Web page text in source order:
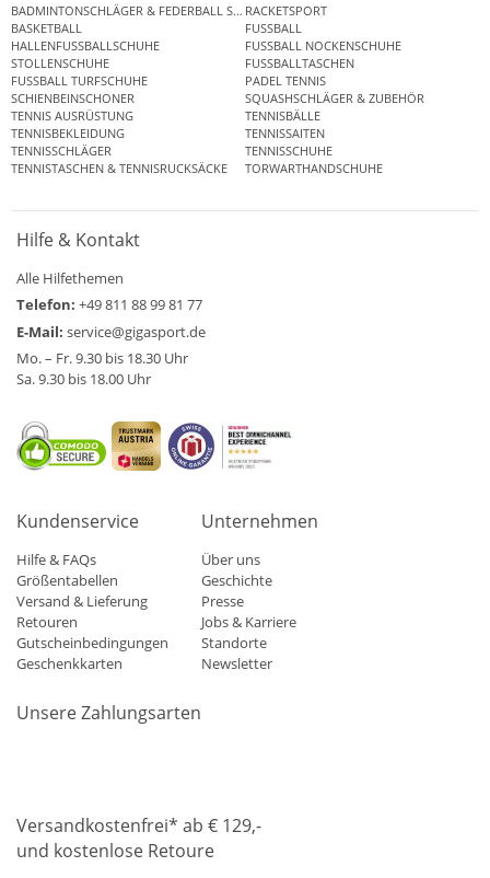
BADMINTONSCHLÄGER & FEDERBALL SETSRACKETSPORT
BASKETBALL
FUSSBALL
HALLENFUSSBALLSCHUHE
FUSSBALL NOCKENSCHUHE
STOLLENSCHUHE
FUSSBALLTASCHEN
FUSSBALL TURFSCHUHE
PADEL TENNIS
SCHIENBEINSCHONER
SQUASHSCHLÄGER & ZUBEHÖR
TENNIS AUSRÜSTUNG
TENNISBÄLLE
TENNISBEKLEIDUNG
TENNISSAITEN
TENNISSCHLÄGER
TENNISSCHUHE
TENNISTASCHEN & TENNISRUCKSÄCKE
TORWARTHANDSCHUHE
Hilfe & Kontakt
Alle Hilfethemen
Telefon: +49 811 88 99 81 77
E-Mail: service@gigasport.de
Mo. – Fr. 9.30 bis 18.30 Uhr
Sa. 9.30 bis 18.00 Uhr
Kundenservice
Hilfe & FAQs
Größentabellen
Versand & Lieferung
Retouren
Gutscheinbedingungen
Geschenkkarten
Unternehmen
Über uns
Geschichte
Presse
Jobs & Karriere
Standorte
Newsletter
Unsere Zahlungsarten
Versandkostenfrei* ab € 129,-
und kostenlose Retoure